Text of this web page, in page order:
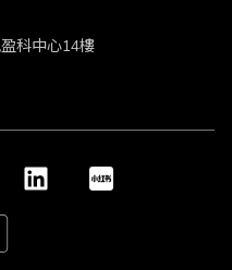
科中心14樓